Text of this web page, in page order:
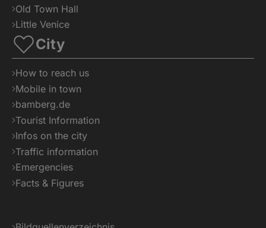
Old Town Hall
Little Venice
City
How to reach us
Mobile in town
bamberg.de
Tourist Information
Infos on the city
Traffic information
Emergencies
Facts & Figures